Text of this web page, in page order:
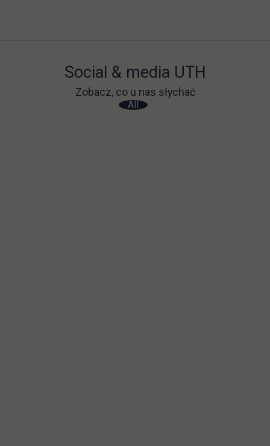
Social & media UTH
Zobacz, co u nas słychać
Filter network
All